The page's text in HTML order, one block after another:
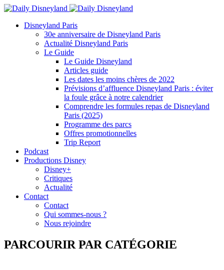
Disneyland Paris
30e anniversaire de Disneyland Paris
Actualité Disneyland Paris
Le Guide
Le Guide Disneyland
Articles guide
Les dates les moins chères de 2022
Prévisions d’affluence Disneyland Paris : éviter
la foule grâce à notre calendrier
Comprendre les formules repas de Disneyland
Paris (2025)
Programme des parcs
Offres promotionnelles
Trip Report
Podcast
Productions Disney
Disney+
Critiques
Actualité
Contact
Contact
Qui sommes-nous ?
Nous rejoindre
PARCOURIR PAR CATÉGORIE